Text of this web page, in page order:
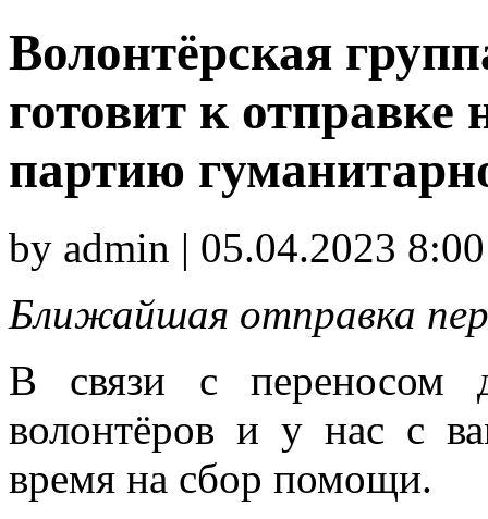
Волонтёрская
готовит к отправке
партию
by admin | 05.04.2023
Ближайшая отправка
В связи с переносом
волонтёров и у нас с
время на сбор помощи.